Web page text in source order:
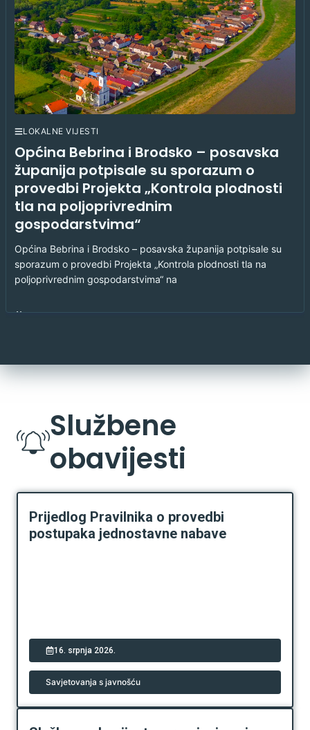
LOKALNE VIJESTI
Općina Bebrina i Brodsko – posavska
županija potpisale su sporazum o
provedbi Projekta „Kontrola plodnosti
tla na poljoprivrednim
gospodarstvima“
Općina Bebrina i Brodsko – posavska županija potpisale su
sporazum o provedbi Projekta „Kontrola plodnosti tla na
poljoprivrednim gospodarstvima“ na
6. kolovoza 2026.
Službene
obavijesti
Prijedlog Pravilnika o provedbi
postupaka jednostavne nabave
16. srpnja 2026.
Savjetovanja s javnošću